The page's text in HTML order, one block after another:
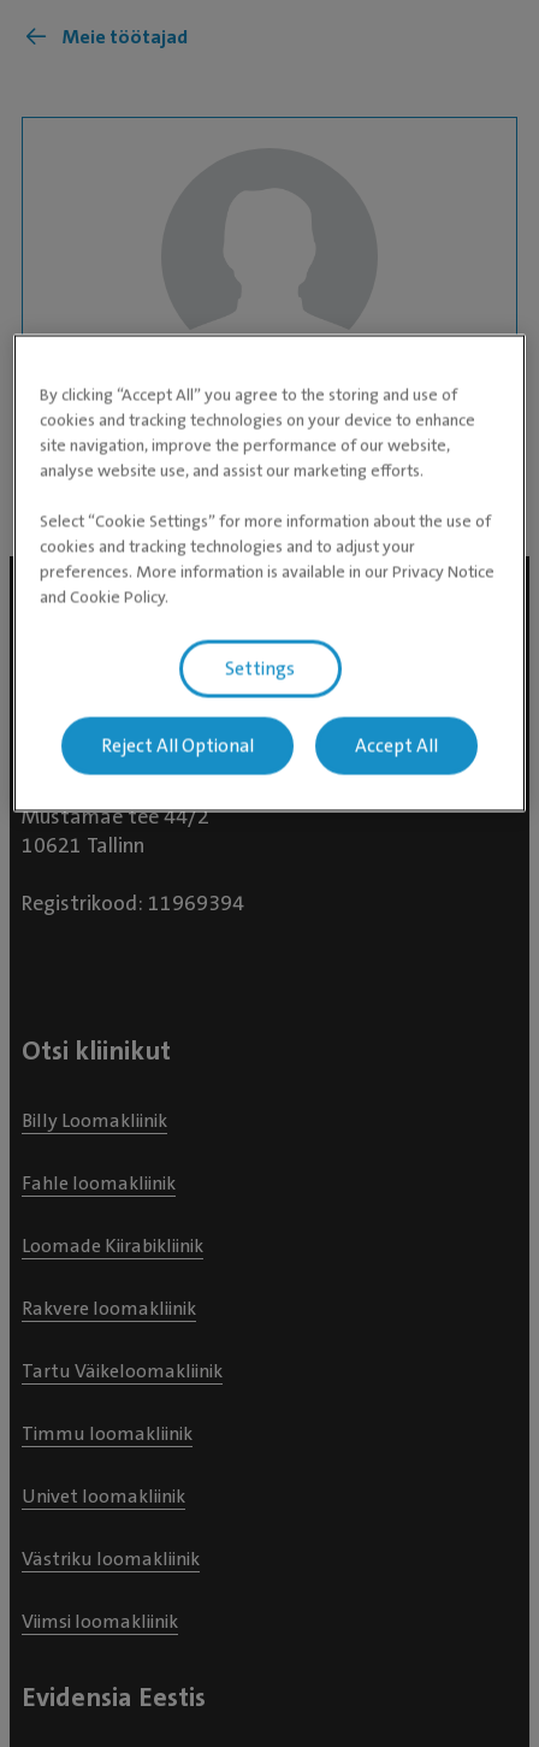
Meie töötajad
ASSISTENT
Elisabeth-Diana Tratšuk
Mustamäe tee 44/2
10621 Tallinn
Registrikood: 11969394
Otsi kliinikut
Billy Loomakliinik
Fahle loomakliinik
Loomade Kiirabikliinik
Rakvere loomakliinik
Tartu Väikeloomakliinik
Timmu loomakliinik
Univet loomakliinik
Västriku loomakliinik
Viimsi loomakliinik
Evidensia Eestis
By clicking “Accept All” you agree to the storing and use of
cookies and tracking technologies on your device to enhance
site navigation, improve the performance of our website,
analyse website use, and assist our marketing efforts.
Select “Cookie Settings” for more information about the use of
cookies and tracking technologies and to adjust your
preferences. More information is available in our Privacy Notice
and Cookie Policy.
Settings
Reject All Optional Accept All